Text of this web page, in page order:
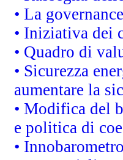
• La
• Iniziativa dei
• Quadro di
• Sicurezza
aumentare la
• Modifica del
e politica di
•